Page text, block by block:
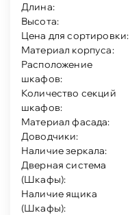
Длина:
Высота:
Цена для сортировки:
Материал корпуса:
Расположение
шкафов:
Количество секций
шкафов:
Материал фасада:
Доводчики:
Наличие зеркала:
Дверная система
(Шкафы):
Наличие ящика
(Шкафы):